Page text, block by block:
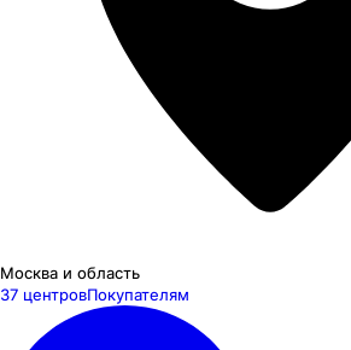
Москва и область
37 центровПокупателям